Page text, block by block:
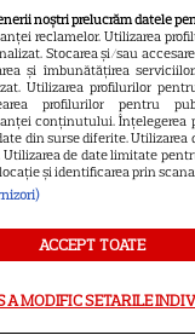
VEDETE ROMÂNEŞTI
Laura Cosoi și-
promisiunea.
numelui Nina și
care a
toate cele cinci
noștri prelucrăm datele
reclamelor. Utilizarea
Stocarea și/sau
și îmbunătățirea
Utilizarea profilurilor
profilurilor pentru
conținutului.
din surse diferite.
de date limitate
și identificarea prin
ACCEPT TOATE
MODIFIC SETARILE